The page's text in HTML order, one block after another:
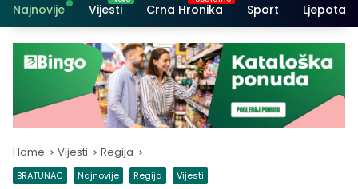
Najnovije Vijesti Crna Hronika Sport Ljepota i
Home Vijesti Regija
BRATUNAC Najnovije Regija Vijesti